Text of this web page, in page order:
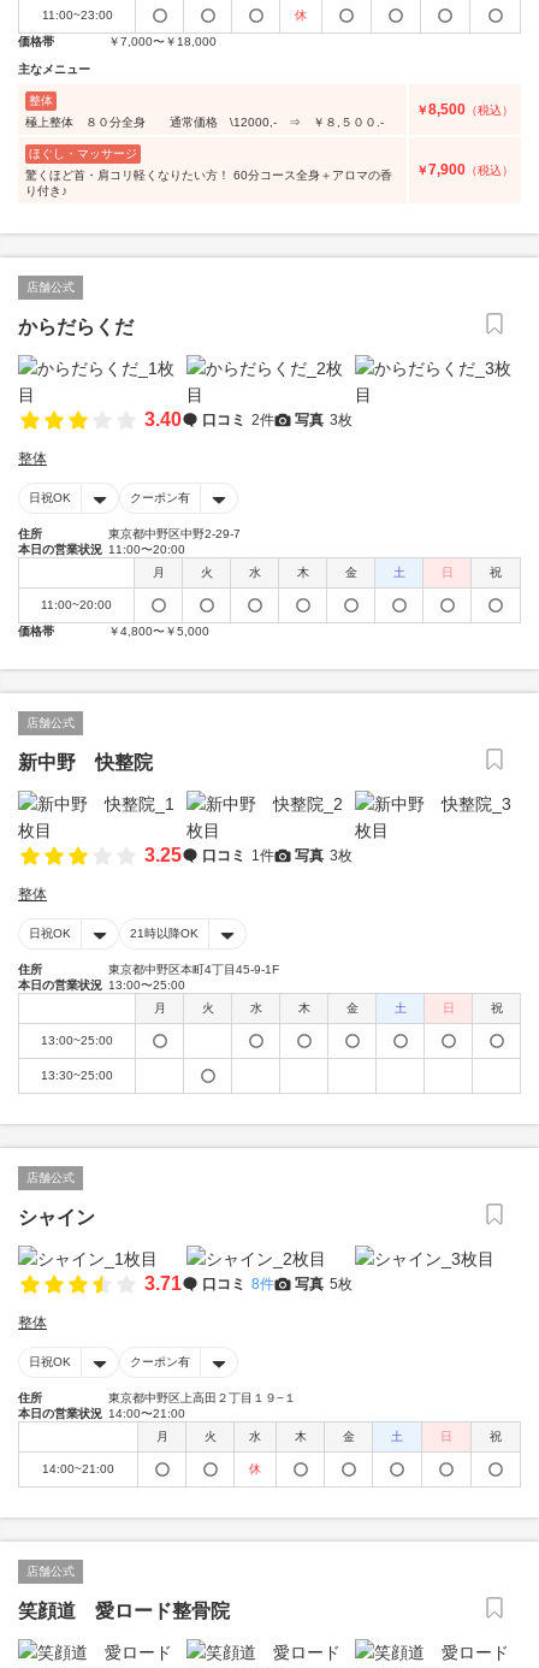
11:00~23:00
休
価格帯
￥7,000〜￥18,000
主なメニュー
整体
極上整体 ８０分全身 通常価格 \12000,- ⇒ ￥８,５００.-
￥8,500 （税込）
ほぐし・マッサージ
驚くほど首・肩コリ軽くなりたい方！ 60分コース全身＋アロマの香
り付き♪
￥7,900 （税込）
店舗公式
からだらくだ
3.40 口コミ 2件 写真 3枚
整体
日祝OK クーポン有
住所
東京都中野区中野2-29-7
本日の営業状況 11:00〜20:00
月
火 水 木 金 土 日 祝
11:00~20:00
価格帯
￥4,800〜￥5,000
店舗公式
新中野 快整院
3.25 口コミ 1件 写真 3枚
整体
日祝OK 21時以降OK
住所
東京都中野区本町4丁目45-9-1F
本日の営業状況 13:00〜25:00
月
火 水 木 金 土 日 祝
13:00~25:00
13:30~25:00
店舗公式
シャイン
3.71 口コミ 8件 写真 5枚
整体
日祝OK クーポン有
住所
東京都中野区上高田２丁目１９−１
本日の営業状況 14:00〜21:00
月
火 水 木 金 土 日 祝
14:00~21:00 休
店舗公式
笑顔道 愛ロード整骨院